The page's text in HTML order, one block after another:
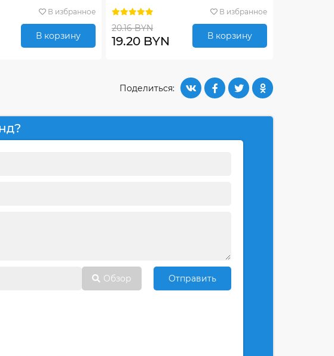
В избранное
В корзину
В избранное
20.16 BYN
19.20 BYN В корзину
Поделиться:
Обзор Отправить